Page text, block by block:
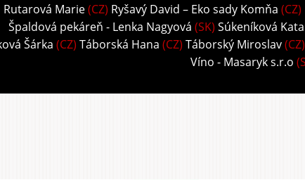
Rutarová Marie(CZ) Ryšavý David – Eko sady Komňa (CZ)
Špaldová pekáreň - Lenka Nagyová (SK) Súkeníková
Šárka (CZ) Táborská Hana (CZ) Táborský Miroslav(CZ)
Víno - Masaryk s.r.o